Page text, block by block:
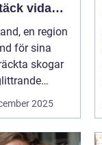
vida
och
en region
för sina
skogar
2025